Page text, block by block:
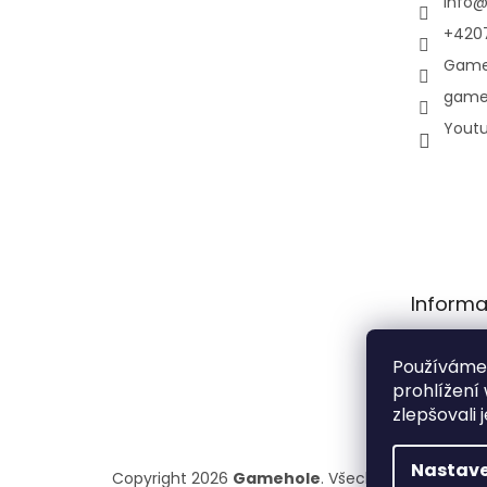
prohlížení
zlepšovali
osobních
Copyright 2026 Gamehole. Všechna práva